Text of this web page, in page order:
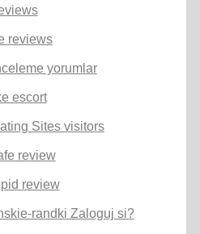
reviews
yorumlar
escort
Sites visitors
review
review
randki Zaloguj si?